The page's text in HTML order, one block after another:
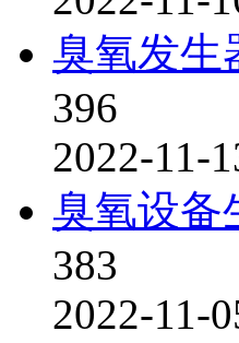
臭氧发生
396
2022-11-
臭氧设备
383
2022-11-